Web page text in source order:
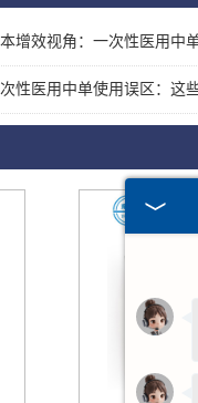
增效视角：一次性医用中
性医用中单使用误区：这